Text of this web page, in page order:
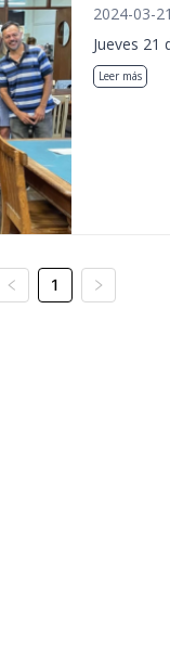
2024-03-
Jueves 21
Leer más
1